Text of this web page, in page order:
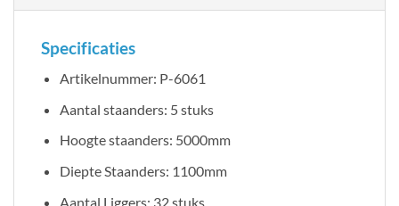
Specificaties
Artikelnummer: P-6061
Aantal staanders: 5 stuks
Hoogte staanders: 5000mm
Diepte Staanders: 1100mm
Aantal Liggers: 32 stuks